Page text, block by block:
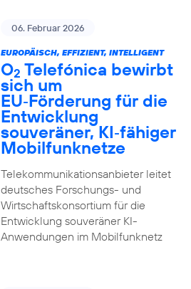
06. Februar 2026
EUROPÄISCH, EFFIZIENT, INTELLIGENT
O2 Telefónica bewirbt
sich um
EU‑Förderung für die
Entwicklung
souveräner, KI‑fähiger
Mobilfunknetze
Telekommunikationsanbieter leitet
deutsches Forschungs- und
Wirtschaftskonsortium für die
Entwicklung souveräner KI-
Anwendungen im Mobilfunknetz